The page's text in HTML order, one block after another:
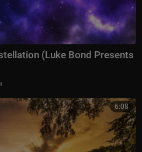
(Luke Bond Presents
6:08